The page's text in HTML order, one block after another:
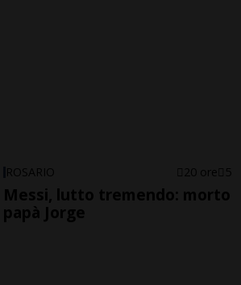
ROSARIO 20 ore 5
Messi, lutto tremendo: morto
papà Jorge